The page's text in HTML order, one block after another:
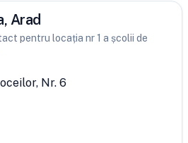
Arad
pentru locația nr 1 a școlii de
Nr. 6